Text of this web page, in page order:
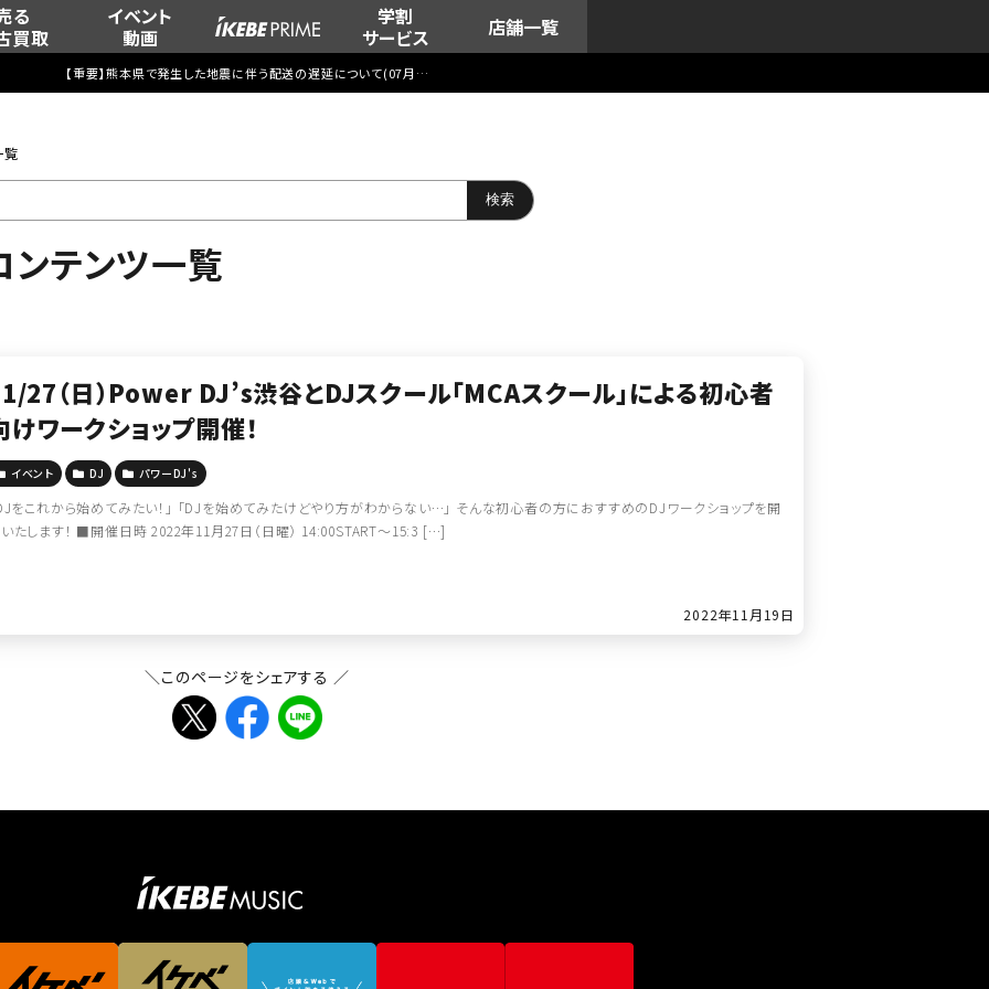
る
買取
イベント
動画
学割
サービス
店舗一覧
【重要】熊本県で発生した地震に伴う配送の遅延について(07月29日
覧
ンテンツ一覧
27（日）Power DJ’s渋谷とDJスクール「MCAスクール」による初心者
けワークショップ開催！
イベント DJ パワーDJ's
をこれから始めてみたい！」 「DJを始めてみたけどやり方がわからない…」 そんな初心者の方におすすめのDJワークショップを開
たします！ ■開催日時 2022年11月27日（日曜） 14:00START～15:3 […]
2022年11月19日
＼このページをシェアする ／